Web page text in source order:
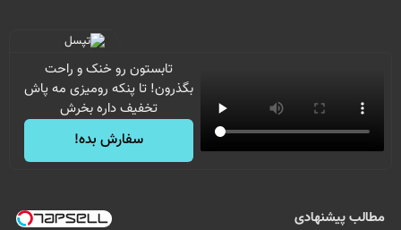
تابستون رو خنک و راحت
بگذرون! تا پنکه رومیزی مه پاش
تخفیف داره بخرش
سفارش بده!
مطالب پیشنهادی